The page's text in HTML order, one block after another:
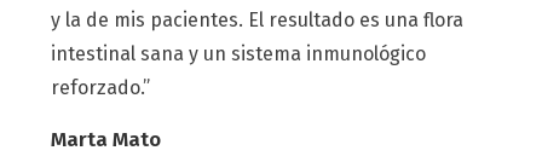
y la de mis pacientes. El resultado es una flora
intestinal sana y un sistema inmunológico
reforzado.”
Marta Mato